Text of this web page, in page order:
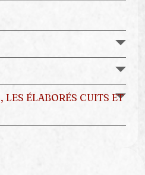
LES ÉLABORÉS CUITS ET